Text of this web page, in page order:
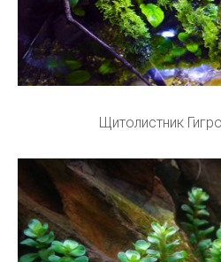
Щитолистник